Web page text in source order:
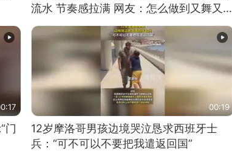
流水 节奏感拉满 网友：怎么做到又舞又武
的？
门
00:19
12岁摩洛哥男孩边境哭泣恳求西班牙士
兵：“可不可以不要把我遣返回国”